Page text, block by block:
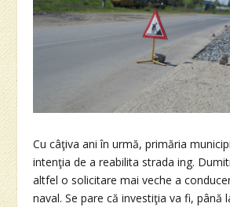
Cu câţiva ani în urmă, primăria
intenţia de a reabilita strada ing.
altfel o solicitare mai veche a
naval. Se pare că investiţia va fi, până